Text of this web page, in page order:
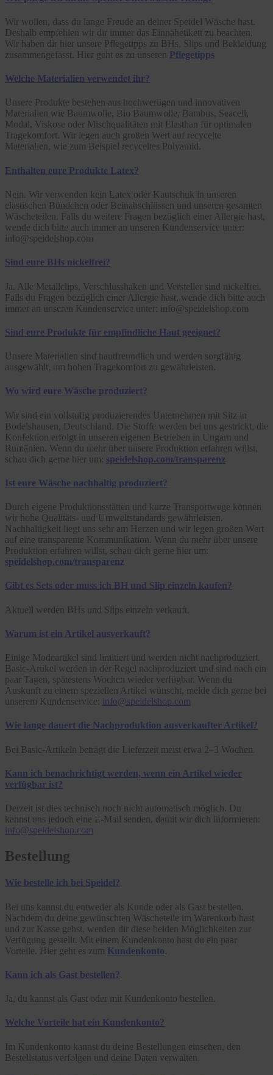
Wir wollen, dass du lange Freude an deiner Speidel Wäsche hast.
Deshalb empfehlen wir dir immer das Einnähetikett zu beachten.
Wir haben dir hier unsere Pflegetipps zu BHs, Slips und Bekleidung
zusammengefasst. Hier geht es zu unseren Pflegetipps
Welche Materialien verwendet ihr?
Unsere Produkte bestehen aus hochwertigen und innovativen
Materialien wie Baumwolle, Bio Baumwolle, Bambus, Seacell,
Modal, Viskose oder Mischqualitäten mit Elasthan für optimalen
Tragekomfort. Wir legen auch großen Wert auf recycelte
Materialien, wie zum Beispiel recyceltes Polyamid.
Enthalten eure Produkte Latex?
Nein. Wir verwenden kein Latex oder Kautschuk in unseren
elastischen Bündchen oder Beinabschlüssen und unseren gesamten
Wäscheteilen. Falls du weitere Fragen bezüglich einer Allergie hast,
wende dich bitte auch immer an unseren Kundenservice unter:
info@speidelshop.com
Sind eure BHs nickelfrei?
Ja. Alle Metallclips, Verschlusshaken und Versteller sind nickelfrei.
Falls du Fragen bezüglich einer Allergie hast, wende dich bitte auch
immer an unseren Kundenservice unter: info@speidelshop.com
Sind eure Produkte für empfindliche Haut geeignet?
Unsere Materialien sind hautfreundlich und werden sorgfältig
ausgewählt, um hohen Tragekomfort zu gewährleisten.
Wo wird eure Wäsche produziert?
Wir sind ein vollstufig produzierendes Unternehmen mit Sitz in
Bodelshausen, Deutschland. Die Stoffe werden bei uns gestrickt, die
Konfektion erfolgt in unseren eigenen Betrieben in Ungarn und
Rumänien. Wenn du mehr über unsere Produktion erfahren willst,
schau dich gerne hier um: speidelshop.com/transparenz
Ist eure Wäsche nachhaltig produziert?
Durch eigene Produktionsstätten und kurze Transportwege können
wir hohe Qualitäts- und Umweltstandards gewährleisten.
Nachhaltigkeit liegt uns sehr am Herzen und wir legen großen Wert
auf eine transparente Kommunikation. Wenn du mehr über unsere
Produktion erfahren willst, schau dich gerne hier um:
speidelshop.com/transparenz
Gibt es Sets oder muss ich BH und Slip einzeln kaufen?
Aktuell werden BHs und Slips einzeln verkauft.
Warum ist ein Artikel ausverkauft?
Einige Modeartikel sind limitiert und werden nicht nachproduziert.
Basic-Artikel werden in der Regel nachproduziert und sind nach ein
paar Tagen, spätestens Wochen wieder verfügbar. Wenn du
Auskunft zu einem speziellen Artikel wünscht, melde dich gerne bei
unserem Kundenservice: info@speidelshop.com
Wie lange dauert die Nachproduktion ausverkaufter Artikel?
Bei Basic-Artikeln beträgt die Lieferzeit meist etwa 2–3 Wochen.
Kann ich benachrichtigt werden, wenn ein Artikel wieder
verfügbar ist?
Derzeit ist dies technisch noch nicht automatisch möglich. Du
kannst uns jedoch eine E-Mail senden, damit wir dich informieren:
info@speidelshop.com
Bestellung
Wie bestelle ich bei Speidel?
Bei uns kannst du entweder als Kunde oder als Gast bestellen.
Nachdem du deine gewünschten Wäscheteile im Warenkorb hast
und zur Kasse gehst, werden dir diese beiden Möglichkeiten zur
Verfügung gestellt. Mit einem Kundenkonto hast du ein paar
Vorteile. Hier geht es zum Kundenkonto
Kann ich als Gast bestellen?
Ja, du kannst als Gast oder mit Kundenkonto bestellen.
Welche Vorteile hat ein Kundenkonto?
Im Kundenkonto kannst du deine Bestellungen einsehen, den
Bestellstatus verfolgen und deine Daten verwalten.